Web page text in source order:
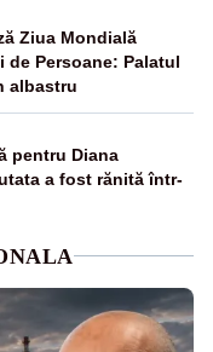
Ziua Mondială
Persoane: Palatul
albastru
pentru Diana
a fost rănită într-